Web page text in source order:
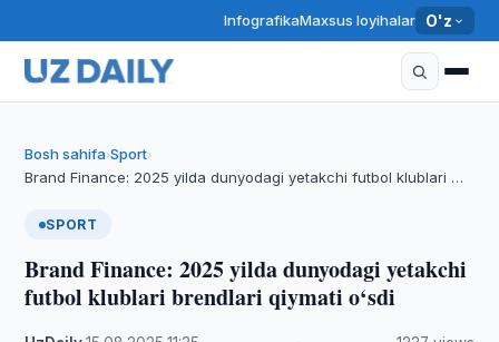
InfografikaMaxsus loyihalar O'z
Bosh sahifa›Sport›
Brand Finance: 2025 yilda dunyodagi yetakchi futbol klublari …
SPORT
Brand Finance: 2025 yilda dunyodagi yetakchi
futbol klublari brendlari qiymati o‘sdi